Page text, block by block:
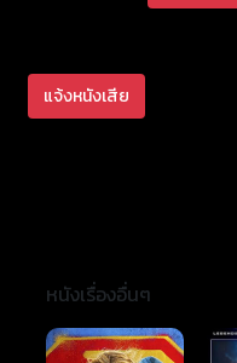
แจ้งหนังเสีย
หนังเรื่องอื่นๆ